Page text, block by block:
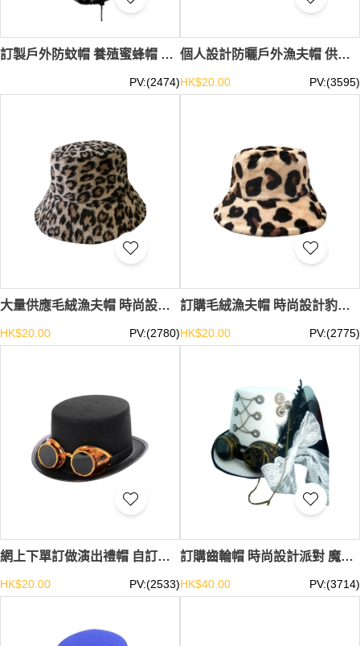
訂製戶外防蚊帽 養殖蜜蜂帽 透氣網紗面罩 釣魚帽 SKHA050
PV:(2474)
個人設計防曬戶外漁夫帽 供應豹紋漁夫帽 漁夫帽專門店 SKHA049
HK$20.00 PV:(3595)
大量供應毛絨漁夫帽 時尚設計豹紋 斑馬保暖漁夫帽 漁夫帽專門店 SKHA048
HK$20.00 PV:(2780)
訂購毛絨漁夫帽 時尚設計豹紋保暖漁夫帽 漁夫帽專門店 SKHA047
HK$20.00 PV:(2775)
網上下單訂做演出禮帽 自訂平頂淨色蒸汽朋克帽 禮帽專門店 SKHA046
HK$20.00 PV:(2533)
訂購齒輪帽 時尚設計派對 魔術林肯帽 禮帽中心 蒸汽朋克帽 帽高17cm SKHA045
HK$40.00 PV:(3714)